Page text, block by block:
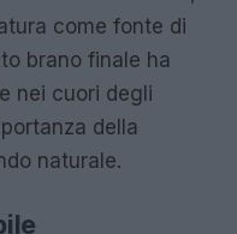
come fonte di
brano finale ha
nei cuori degli
della
naturale.